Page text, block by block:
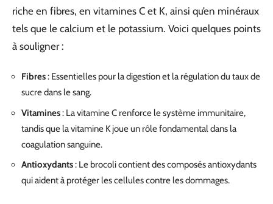
riche en fibres, en vitamines C et K, ainsi qu’en minéraux
tels que le calcium et le potassium. Voici quelques points
à souligner :
Fibres: Essentielles pour la digestion et la régulation du taux de
sucre dans le sang.
Vitamines: La vitamine C renforce le système immunitaire,
tandis que la vitamine K joue un rôle fondamental dans la
coagulation sanguine.
Antioxydants: Le brocoli contient des composés antioxydants
qui aident à protéger les cellules contre les dommages.